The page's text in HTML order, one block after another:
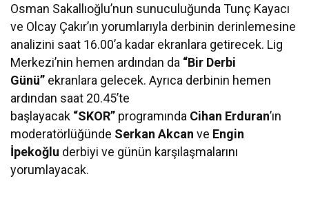
Osman Sakallıoğlu’nun sunuculuğunda Tunç Kayacı
ve Olcay Çakır’ın yorumlarıyla derbinin derinlemesine
analizini saat 16.00’a kadar ekranlara getirecek. Lig
Merkezi’nin hemen ardından da “Bir Derbi
Günü” ekranlara gelecek. Ayrıca derbinin hemen
ardından saat 20.45’te
başlayacak “SKOR” programında Cihan Erduran’ın
moderatörlüğünde Serkan Akcan ve Engin
İpekoğlu derbiyi ve günün karşılaşmalarını
yorumlayacak.